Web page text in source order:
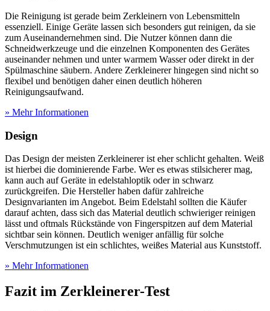
Die Reinigung ist gerade beim Zerkleinern von Lebensmitteln
essenziell. Einige Geräte lassen sich besonders gut reinigen, da sie
zum Auseinandernehmen sind. Die Nutzer können dann die
Schneidwerkzeuge und die einzelnen Komponenten des Gerätes
auseinander nehmen und unter warmem Wasser oder direkt in der
Spülmaschine säubern. Andere Zerkleinerer hingegen sind nicht so
flexibel und benötigen daher einen deutlich höheren
Reinigungsaufwand.
» Mehr Informationen
Design
Das Design der meisten Zerkleinerer ist eher schlicht gehalten. Weiß
ist hierbei die dominierende Farbe. Wer es etwas stilsicherer mag,
kann auch auf Geräte in edelstahloptik oder in schwarz
zurückgreifen. Die Hersteller haben dafür zahlreiche
Designvarianten im Angebot. Beim Edelstahl sollten die Käufer
darauf achten, dass sich das Material deutlich schwieriger reinigen
lässt und oftmals Rückstände von Fingerspitzen auf dem Material
sichtbar sein können. Deutlich weniger anfällig für solche
Verschmutzungen ist ein schlichtes, weißes Material aus Kunststoff.
» Mehr Informationen
Fazit im Zerkleinerer-Test